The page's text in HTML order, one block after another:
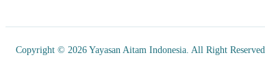
Copyright © 2026 Yayasan Aitam Indonesia. All Right Reserved